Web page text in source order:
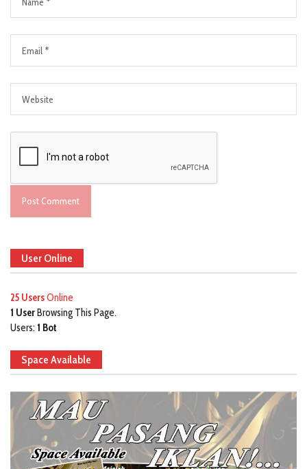
User Online
25 UsersOnline
1 UserBrowsing This Page.
Users: 1 Bot
Space Available